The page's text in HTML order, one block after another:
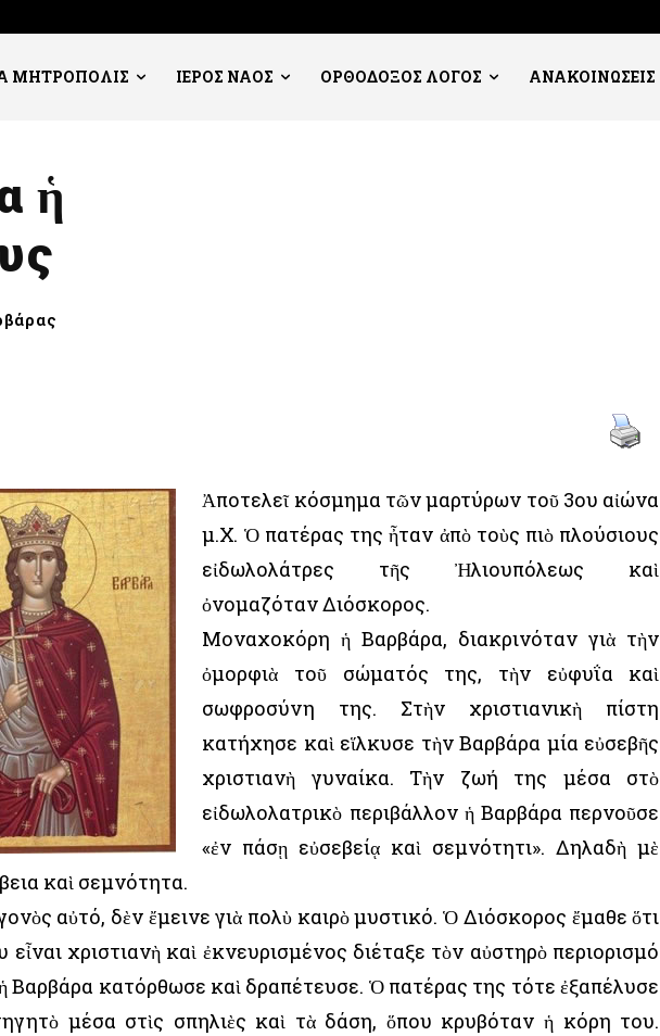
ΜΗΤΡΟΠΟΛΙΣ ΙΕΡΟΣ ΝΑΟΣ ΟΡΘΟΔΟΞΟΣ ΛΟΓΟΣ ΑΝΑΚΟΙΝΩΣΕΙΣ
ἡ
Ἀποτελεῖ κόσμημα τῶν μαρτύρων τοῦ 3ου αἰώνα
μ.Χ. Ὁ πατέρας της ἦταν ἀπὸ τοὺς πιὸ πλούσιους
εἰδωλολάτρες τῆς Ἠλιουπόλεως καὶ
ὀνομαζόταν Διόσκορος.
Μοναχοκόρη ἡ Βαρβάρα, διακρινόταν γιὰ τὴν
ὀμορφιὰ τοῦ σώματός της, τὴν εὐφυΐα καὶ
σωφροσύνη της. Στὴν χριστιανικὴ πίστη
κατήχησε καὶ εἵλκυσε τὴν Βαρβάρα μία εὐσεβῆς
χριστιανὴ γυναίκα. Τὴν ζωή της μέσα στὸ
εἰδωλολατρικὸ περιβάλλον ἡ Βαρβάρα περνοῦσε
«ἐν πάσῃ εὐσεβείᾳ καὶ σεμνότητι». Δηλαδὴ μὲ
καὶ σεμνότητα.
αὐτό, δὲν ἔμεινε γιὰ πολὺ καιρὸ μυστικό. Ὁ Διόσκορος ἔμαθε ὅτι
εἶναι χριστιανὴ καὶ ἐκνευρισμένος διέταξε τὸν αὐστηρὸ περιορισμό
Βαρβάρα κατόρθωσε καὶ δραπέτευσε. Ὁ πατέρας της τότε ἐξαπέλυσε
μέσα στὶς σπηλιὲς καὶ τὰ δάση, ὅπου κρυβόταν ἡ κόρη του.